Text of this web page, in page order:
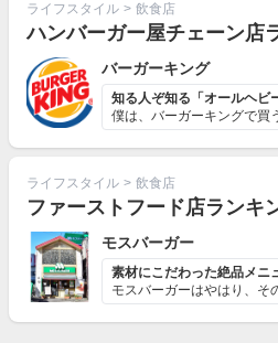
ライフスタイル > 飲食店
ハンバーガー屋チェーン店
バーガーキング
知る人ぞ知る「オールヘビ
ライフスタイル > 飲食店
ファーストフード店ランキ
モスバーガー
素材にこだわった絶品メニ